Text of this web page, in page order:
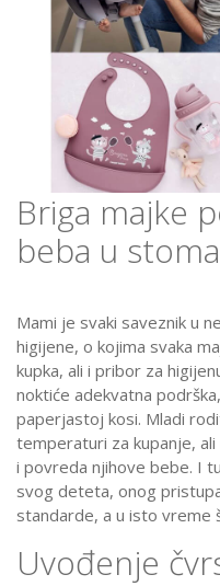
Briga majke
beba u
Mami je svaki saveznik u
higijene, o kojima svaka
kupka, ali i pribor za
noktiće adekvatna
paperjastoj kosi. Mladi
temperaturi za kupanje,
i povreda njihove bebe. I
svog deteta, onog
standarde, a u isto vreme
Uvođenje